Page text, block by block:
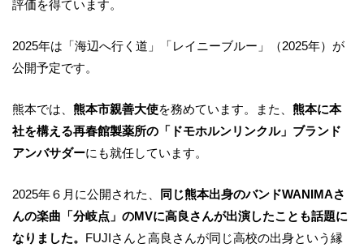
評価を得ています。
2025年は「海辺へ行く道」「レイニーブルー」（2025年）が
公開予定です。
熊本では、 熊本市親善大使を務めています。また、 熊本に本
社を構える再春館製薬所の「ドモホルンリンクル」ブランド
アンバサダーにも就任しています。
2025年６月に公開された、
同じ熊本出身のバンドWANIMAさ
んの楽曲「分岐点」のMVに高良さんが出演したことも話題に
なりました。 FUJIさんと高良さんが同じ高校の出身という縁